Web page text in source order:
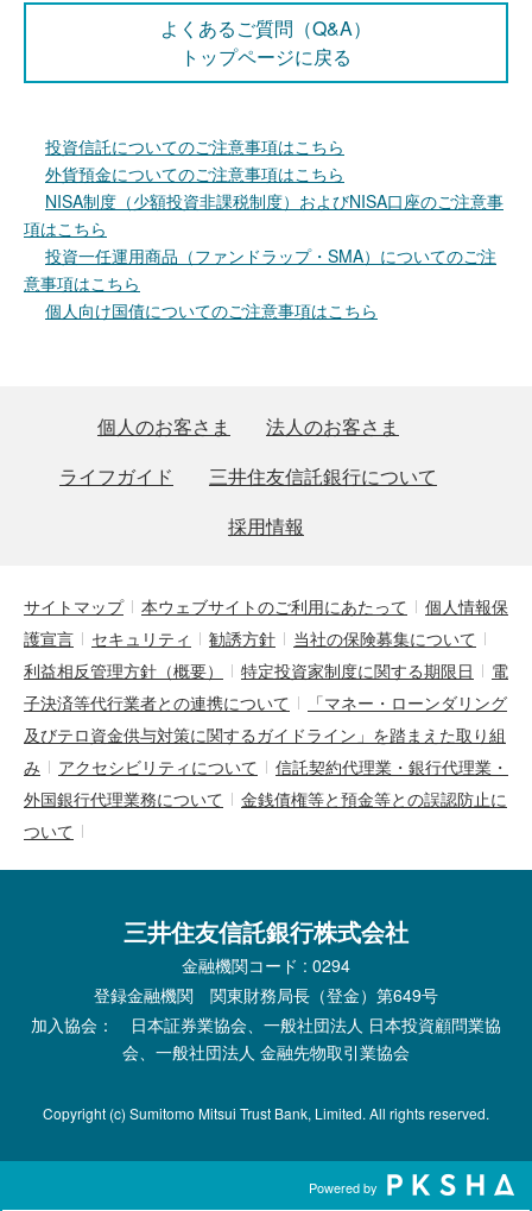
よくあるご質問（Q&A）
トップページに戻る
投資信託についてのご注意事項はこちら
外貨預金についてのご注意事項はこちら
NISA制度（少額投資非課税制度）およびNISA口座のご注意事
項はこちら
投資一任運用商品（ファンドラップ・SMA）についてのご注
意事項はこちら
個人向け国債についてのご注意事項はこちら
個人のお客さま
法人のお客さま
ライフガイド
三井住友信託銀行について
採用情報
サイトマップ 本ウェブサイトのご利用にあたって
個人情報保
護宣言
セキュリティ 勧誘方針
当社の保険募集について
利益相反管理方針（概要）
特定投資家制度に関する期限日
電
子決済等代行業者との連携について
「マネー・ローンダリング
及びテロ資金供与対策に関するガイドライン」を踏まえた取り組
み
アクセシビリティについて
信託契約代理業・銀行代理業・
外国銀行代理業務について
金銭債権等と預金等との誤認防止に
ついて
三井住友信託銀行株式会社
金融機関コード : 0294
登録金融機関 関東財務局長（登金）第649号
加入協会： 日本証券業協会、一般社団法人 日本投資顧問業協
会、一般社団法人 金融先物取引業協会
Copyright (c) Sumitomo Mitsui Trust Bank, Limited. All rights reserved.
Powered by